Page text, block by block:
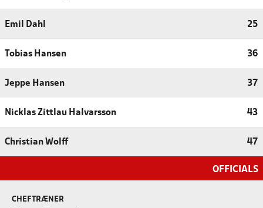
Emil Dahl 25
Tobias Hansen 36
Jeppe Hansen 37
Nicklas Zittlau Halvarsson 43
Christian Wolff 47
OFFICIALS
CHEFTRÆNER